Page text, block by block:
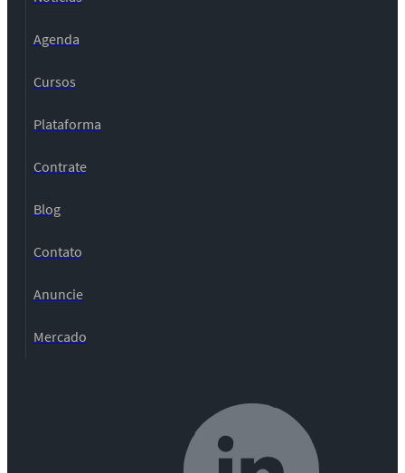
Agenda
Cursos
Plataforma
Contrate
Blog
Contato
Anuncie
Mercado